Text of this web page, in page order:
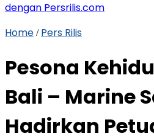
dengan Persrilis.com
Home / Pers Rilis
Pesona
Bali – Marine
Hadirkan